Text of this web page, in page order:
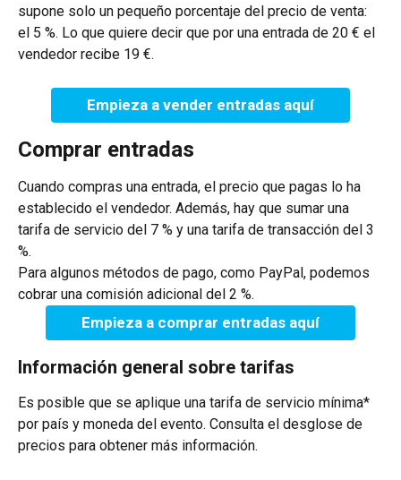
supone solo un pequeño porcentaje del precio de venta:
el 5 %. Lo que quiere decir que por una entrada de 20 € el
vendedor recibe 19 €.
Empieza a vender entradas aquí
Comprar entradas
Cuando compras una entrada, el precio que pagas lo ha
establecido el vendedor. Además, hay que sumar una
tarifa de servicio del 7 % y una tarifa de transacción del 3
%.
Para algunos métodos de pago, como PayPal, podemos
cobrar una comisión adicional del 2 %.
Empieza a comprar entradas aquí
Información general sobre tarifas
Es posible que se aplique una tarifa de servicio mínima*
por país y moneda del evento. Consulta el desglose de
precios para obtener más información.